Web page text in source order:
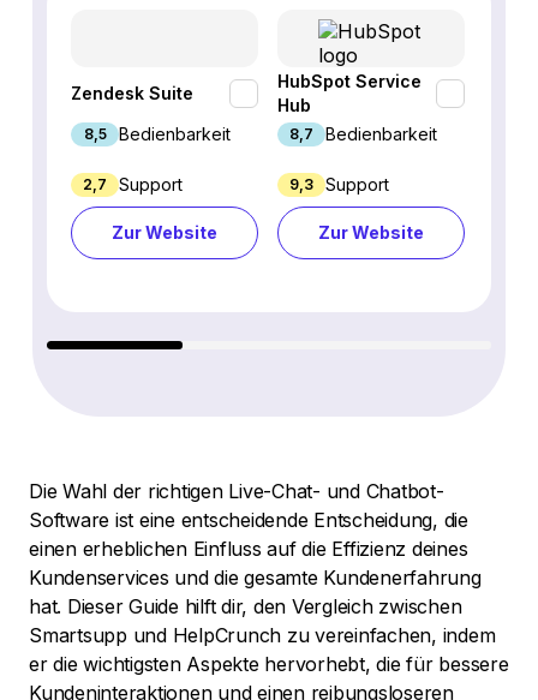
Zendesk Suite
8,5 Bedienbarkeit
2,7 Support
Zur Website
HubSpot Service
Hub
8,7 Bedienbarkeit
9,3 Support
Zur Website
Die Wahl der richtigen Live-Chat- und Chatbot-
Software ist eine entscheidende Entscheidung, die
einen erheblichen Einfluss auf die Effizienz deines
Kundenservices und die gesamte Kundenerfahrung
hat. Dieser Guide hilft dir, den Vergleich zwischen
Smartsupp und HelpCrunch zu vereinfachen, indem
er die wichtigsten Aspekte hervorhebt, die für bessere
Kundeninteraktionen und einen reibungsloseren